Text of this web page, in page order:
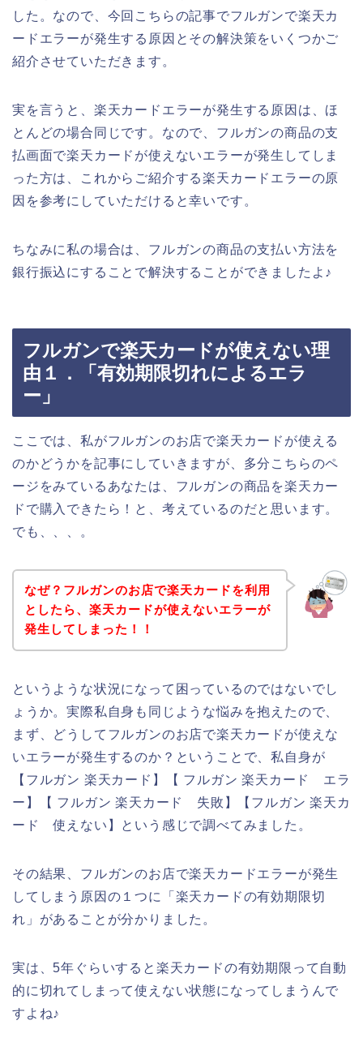
した。なので、今回こちらの記事でフルガンで楽天カ
ードエラーが発生する原因とその解決策をいくつかご
紹介させていただきます。
実を言うと、楽天カードエラーが発生する原因は、ほ
とんどの場合同じです。なので、フルガンの商品の支
払画面で楽天カードが使えないエラーが発生してしま
った方は、これからご紹介する楽天カードエラーの原
因を参考にしていただけると幸いです。
ちなみに私の場合は、フルガンの商品の支払い方法を
銀行振込にすることで解決することができましたよ♪
フルガンで楽天カードが使えない理
由１．「有効期限切れによるエラ
ー」
ここでは、私がフルガンのお店で楽天カードが使える
のかどうかを記事にしていきますが、多分こちらのペ
ージをみているあなたは、フルガンの商品を楽天カー
ドで購入できたら！と、考えているのだと思います。
でも、、、。
なぜ？フルガンのお店で楽天カードを利用
としたら、楽天カードが使えないエラーが
発生してしまった！！
というような状況になって困っているのではないでし
ょうか。実際私自身も同じような悩みを抱えたので、
まず、どうしてフルガンのお店で楽天カードが使えな
いエラーが発生するのか？ということで、私自身が
【フルガン 楽天カード】【 フルガン 楽天カード エラ
ー】【 フルガン 楽天カード 失敗】【フルガン 楽天カ
ード 使えない】という感じで調べてみました。
その結果、フルガンのお店で楽天カードエラーが発生
してしまう原因の１つに「楽天カードの有効期限切
れ」があることが分かりました。
実は、5年ぐらいすると楽天カードの有効期限って自動
的に切れてしまって使えない状態になってしまうんで
すよね♪